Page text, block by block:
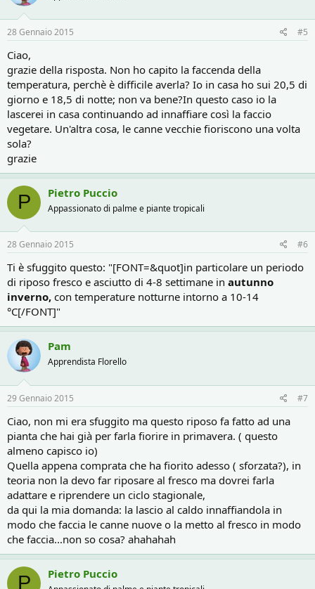
28 Gennaio 2015 #5
Ciao,
grazie della risposta. Non ho capito la faccenda della
temperatura, perchè è difficile averla? Io in casa ho sui 20,5 di
giorno e 18,5 di notte; non va bene?In questo caso io la
lascerei in casa continuando ad innaffiare così la faccio
vegetare. Un'altra cosa, le canne vecchie fioriscono una volta
sola?
grazie
P Pietro Puccio
Appassionato di palme e piante tropicali
28 Gennaio 2015 #6
Ti è sfuggito questo: "[FONT=&quot]in particolare un periodo
di riposo fresco e asciutto di 4-8 settimane in autunno
inverno, con temperature notturne intorno a 10-14
°C[/FONT]"
Pam
Apprendista Florello
29 Gennaio 2015 #7
Ciao, non mi era sfuggito ma questo riposo fa fatto ad una
pianta che hai già per farla fiorire in primavera. ( questo
almeno capisco io)
Quella appena comprata che ha fiorito adesso ( sforzata?), in
teoria non la devo far riposare al fresco ma dovrei farla
adattare e riprendere un ciclo stagionale,
da qui la mia domanda: la lascio al caldo innaffiandola in
modo che faccia le canne nuove o la metto al fresco in modo
che faccia...non so cosa? ahahahah
P Pietro Puccio